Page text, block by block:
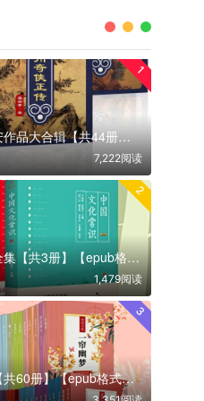
1
武侠经典温瑞安作品大合辑【共44册】【epub格式】【11.9MB】【编号：791011】
7,222阅读
2
中国文化常识全集【共3册】【epub格式】【17.9MB】【编号：601011】
1,479阅读
3
琼瑶作品全集【共60册】【epub格式】【14.3MB】【编号：560398】